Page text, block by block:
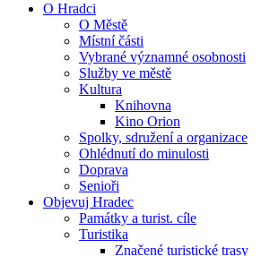
O Hradci
O Městě
Místní části
Vybrané významné osobnosti
Služby ve městě
Kultura
Knihovna
Kino Orion
Spolky, sdružení a organizace
Ohlédnutí do minulosti
Doprava
Senioři
Objevuj Hradec
Památky a turist. cíle
Turistika
Značené turistické trasy